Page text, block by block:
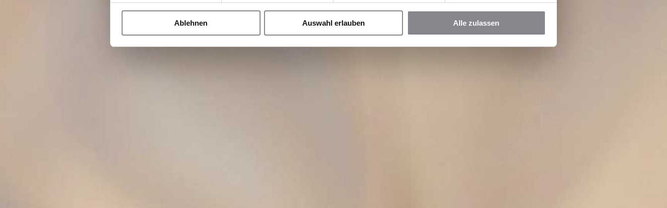
Ablehnen Auswahl erlauben Alle zulassen